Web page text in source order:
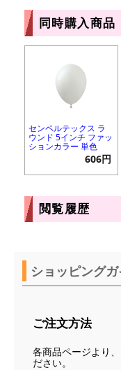
同時購入商品
センペルテックス ラ
ウンド 5インチ ファッ
ションカラー 単色
606円
閲覧履歴
ショッピング
ご注文方法
各商品ページより
ださい。